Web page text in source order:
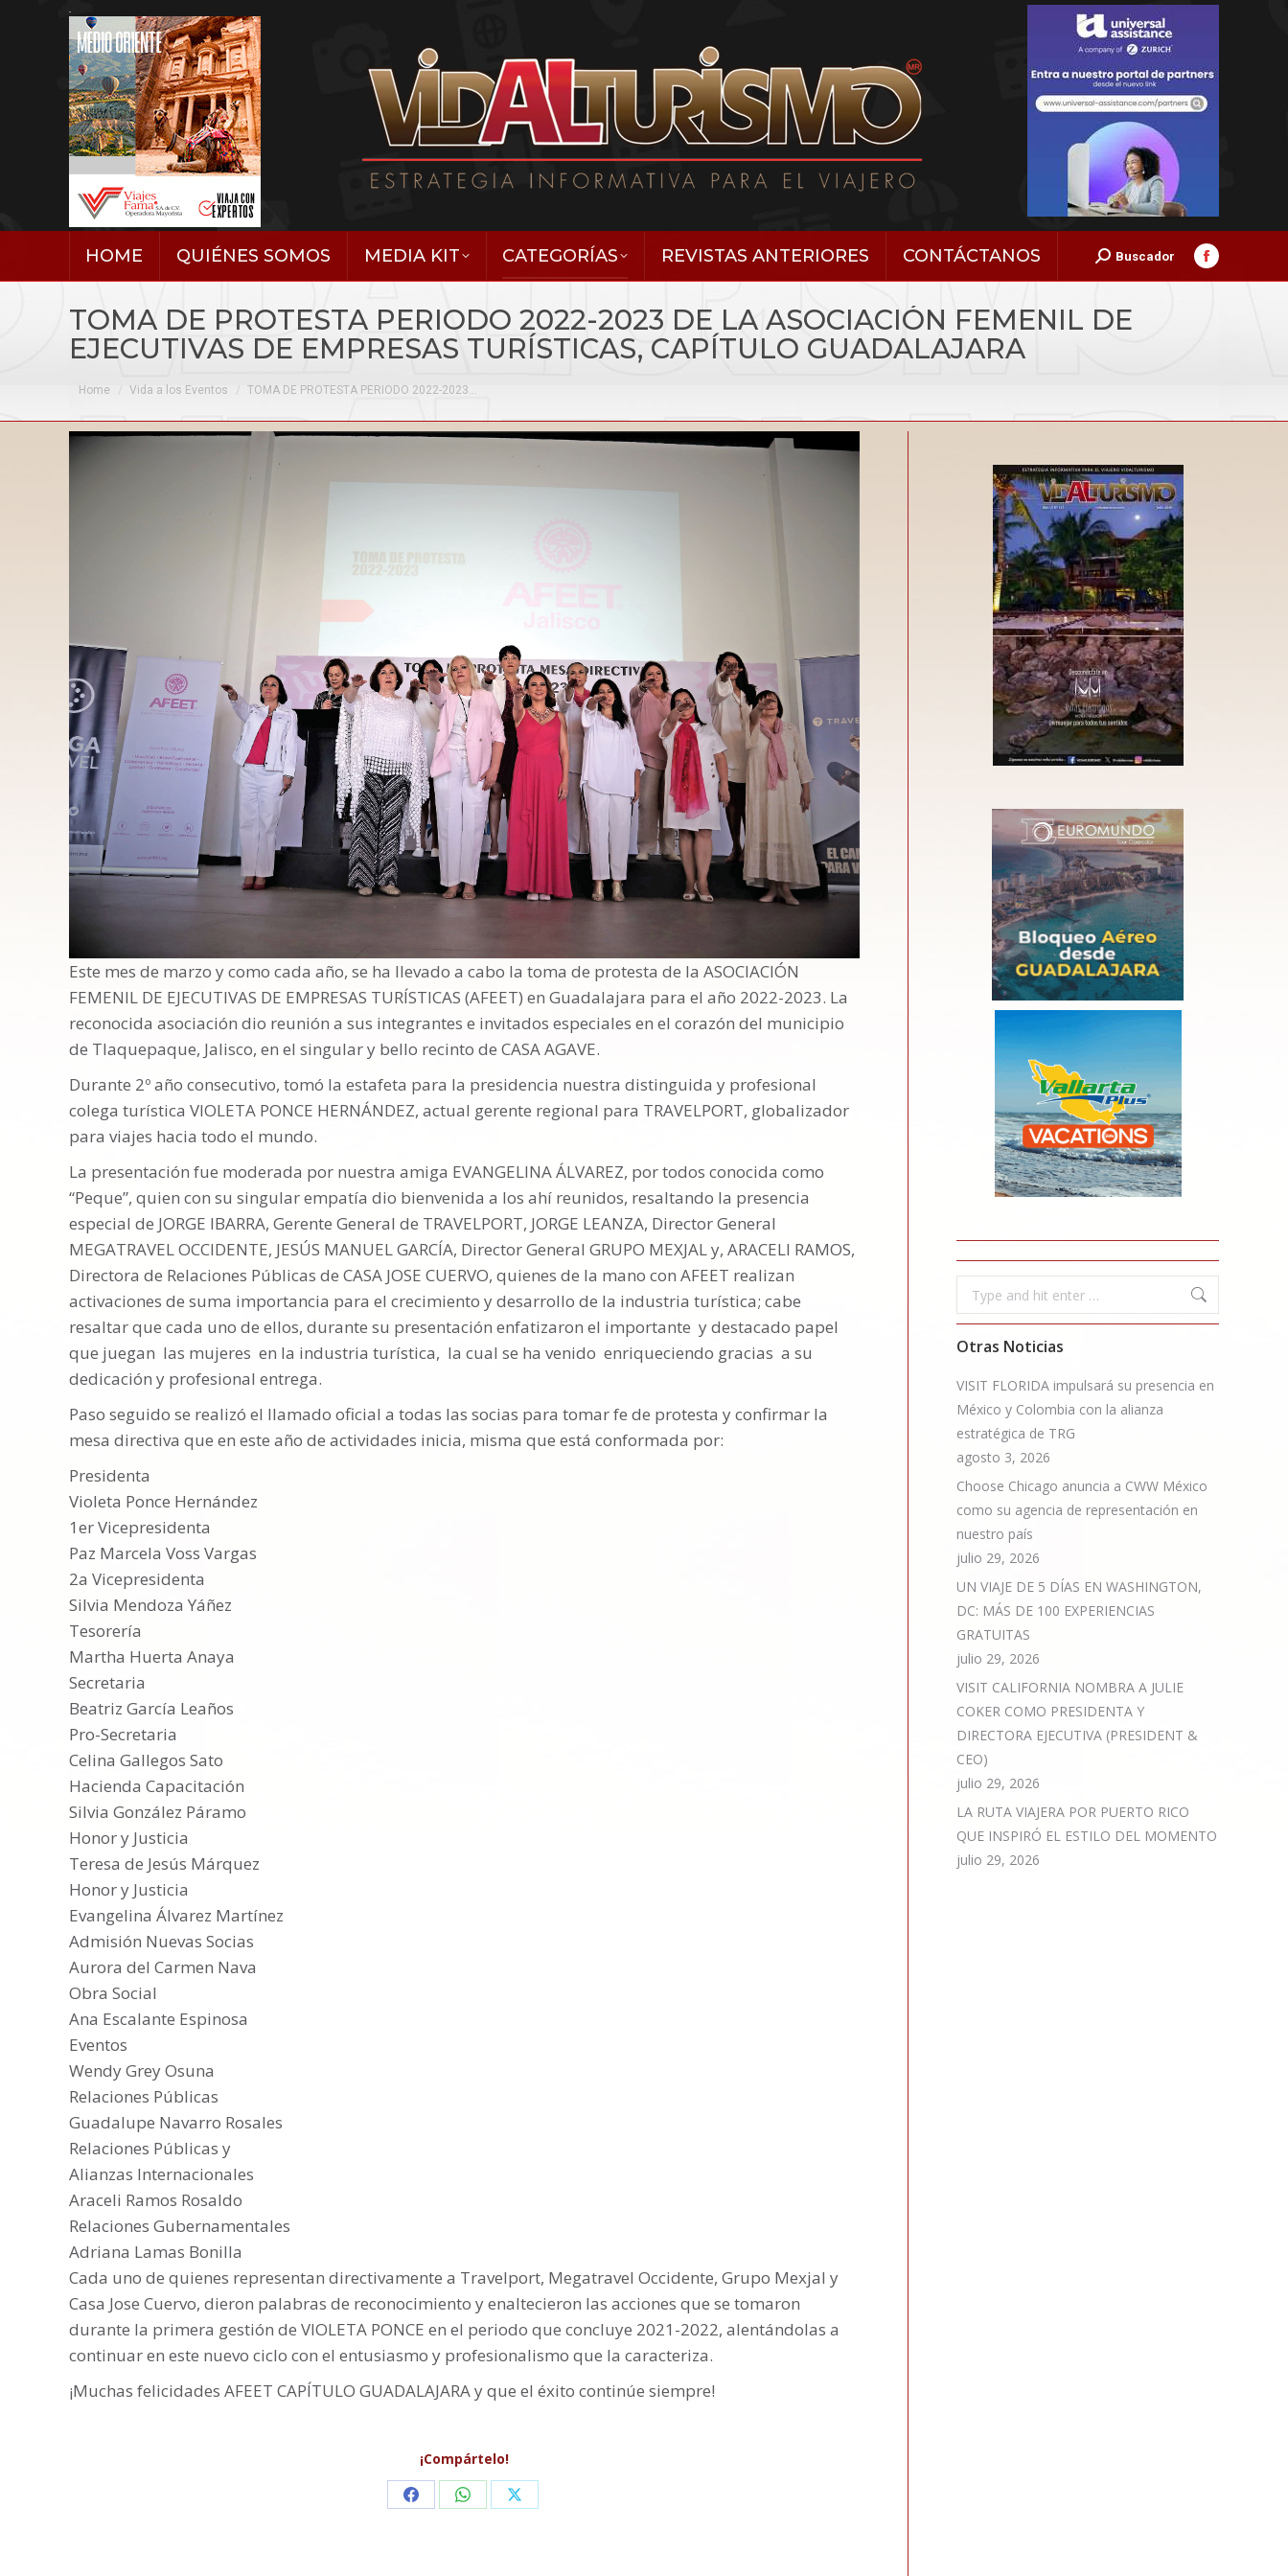
HOME QUIÉNES SOMOS MEDIA KIT CATEGORÍAS REVISTAS ANTERIORES CONTÁCTANOS Search:
Buscador
Facebook
TOMA DE PROTESTA PERIODO 2022-2023 DE LA ASOCIACIÓN FEMENIL DE
EJECUTIVAS DE EMPRESAS TURÍSTICAS, CAPÍTULO GUADALAJARA
Home Vida a los Eventos TOMA DE PROTESTA PERIODO 2022-2023…
Este mes de marzo y como cada año, se ha llevado a cabo la toma de protesta de la ASOCIACIÓN
FEMENIL DE EJECUTIVAS DE EMPRESAS TURÍSTICAS (AFEET) en Guadalajara para el año 2022-2023. La
reconocida asociación dio reunión a sus integrantes e invitados especiales en el corazón del municipio
de Tlaquepaque, Jalisco, en el singular y bello recinto de CASA AGAVE.
Durante 2º año consecutivo, tomó la estafeta para la presidencia nuestra distinguida y profesional
colega turística VIOLETA PONCE HERNÁNDEZ, actual gerente regional para TRAVELPORT, globalizador
para viajes hacia todo el mundo.
La presentación fue moderada por nuestra amiga EVANGELINA ÁLVAREZ, por todos conocida como
“Peque”, quien con su singular empatía dio bienvenida a los ahí reunidos, resaltando la presencia
especial de JORGE IBARRA, Gerente General de TRAVELPORT, JORGE LEANZA, Director General
MEGATRAVEL OCCIDENTE, JESÚS MANUEL GARCÍA, Director General GRUPO MEXJAL y, ARACELI RAMOS,
Directora de Relaciones Públicas de CASA JOSE CUERVO, quienes de la mano con AFEET realizan
activaciones de suma importancia para el crecimiento y desarrollo de la industria turística; cabe
resaltar que cada uno de ellos, durante su presentación enfatizaron el importante y destacado papel
que juegan las mujeres en la industria turística, la cual se ha venido enriqueciendo gracias a su
dedicación y profesional entrega.
Paso seguido se realizó el llamado oficial a todas las socias para tomar fe de protesta y confirmar la
mesa directiva que en este año de actividades inicia, misma que está conformada por:
Presidenta
Violeta Ponce Hernández
1er Vicepresidenta
Paz Marcela Voss Vargas
2a Vicepresidenta
Silvia Mendoza Yáñez
Tesorería
Martha Huerta Anaya
Secretaria
Beatriz García Leaños
Pro-Secretaria
Celina Gallegos Sato
Hacienda Capacitación
Silvia González Páramo
Honor y Justicia
Teresa de Jesús Márquez
Honor y Justicia
Evangelina Álvarez Martínez
Admisión Nuevas Socias
Aurora del Carmen Nava
Obra Social
Ana Escalante Espinosa
Eventos
Wendy Grey Osuna
Relaciones Públicas
Guadalupe Navarro Rosales
Relaciones Públicas y
Alianzas Internacionales
Araceli Ramos Rosaldo
Relaciones Gubernamentales
Adriana Lamas Bonilla
Cada uno de quienes representan directivamente a Travelport, Megatravel Occidente, Grupo Mexjal y
Casa Jose Cuervo, dieron palabras de reconocimiento y enaltecieron las acciones que se tomaron
durante la primera gestión de VIOLETA PONCE en el periodo que concluye 2021-2022, alentándolas a
continuar en este nuevo ciclo con el entusiasmo y profesionalismo que la caracteriza.
¡Muchas felicidades AFEET CAPÍTULO GUADALAJARA y que el éxito continúe siempre!
¡Compártelo!
Share Share Share
Search:
Otras Noticias
VISIT FLORIDA impulsará su presencia en
México y Colombia con la alianza
estratégica de TRG
agosto 3, 2026
Choose Chicago anuncia a CWW México
como su agencia de representación en
nuestro país
julio 29, 2026
UN VIAJE DE 5 DÍAS EN WASHINGTON,
DC: MÁS DE 100 EXPERIENCIAS
GRATUITAS
julio 29, 2026
VISIT CALIFORNIA NOMBRA A JULIE
COKER COMO PRESIDENTA Y
DIRECTORA EJECUTIVA (PRESIDENT &
CEO)
julio 29, 2026
LA RUTA VIAJERA POR PUERTO RICO
QUE INSPIRÓ EL ESTILO DEL MOMENTO
julio 29, 2026